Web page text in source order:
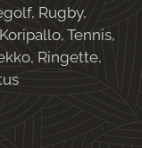
Rugby,
Tennis,
Ringette,